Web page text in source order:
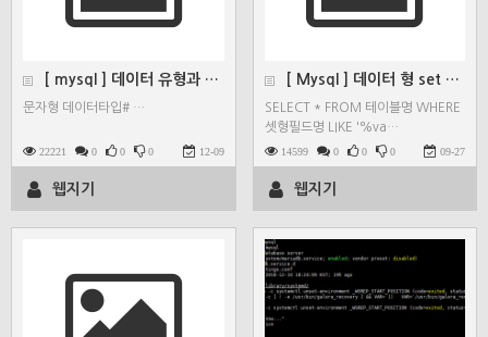
[ mysql ] 데이터 유형과 범위
문자형 데이터타입# …
22221 0 0 0 12-09
웹지기
[ Mysql ] 데이터 형 set 사용법
SELECT * FROM 테이블명 WHERE
셋형필드명 LIKE '%va…
14599 0 0 0 09-27
웹지기